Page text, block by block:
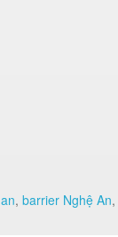
, barrier Nghệ An,